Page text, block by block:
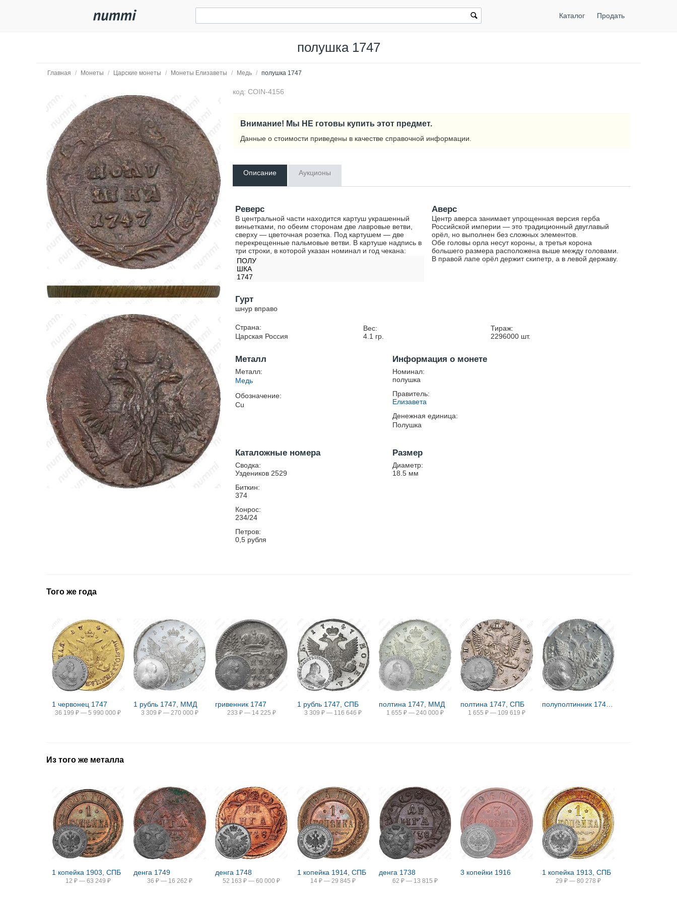
Каталог Продать
полушка 1747
Главная / Монеты / Царские монеты / Монеты Елизаветы / Медь / полушка 1747
код: COIN-4156
Внимание! Мы НЕ готовы купить этот предмет.
Данные о стоимости приведены в качестве справочной информации.
Описание Аукционы
Реверс
В центральной части находится картуш украшенный
виньетками, по обеим сторонам две лавровые ветви,
сверху — цветочная розетка. Под картушем — две
перекрещенные пальмовые ветви. В картуше надпись в
три строки, в которой указан номинал и год чекана:
ПОЛУ
ШКА
1747
Аверс
Центр аверса занимает упрощенная версия герба
Российской империи — это традиционный двуглавый
орёл, но выполнен без сложных элементов.
Обе головы орла несут короны, а третья корона
большего размера расположена выше между головами.
В правой лапе орёл держит скипетр, а в левой державу.
Гурт
шнур вправо
Страна:
Царская Россия
Вес:
4.1 гр.
Тираж:
2296000 шт.
Металл
Металл:
Медь
Обозначение:
Cu
Информация о монете
Номинал:
полушка
Правитель:
Елизавета
Денежная единица:
Полушка
Каталожные номера
Сводка:
Уздеников 2529
Биткин:
374
Конрос:
234/24
Петров:
0,5 рубля
Размер
Диаметр:
18.5 мм
Того же года
1 червонец 1747
36 199 ₽ — 5 990 000 ₽
1 рубль 1747, ММД
3 309 ₽ — 270 000 ₽
гривенник 1747
233 ₽ — 14 225 ₽
1 рубль 1747, СПБ
3 309 ₽ — 116 646 ₽
полтина 1747, ММД
1 655 ₽ — 240 000 ₽
полтина 1747, СПБ
1 655 ₽ — 109 619 ₽
Из того же металла
1 копейка 1903, СПБ
12 ₽ — 63 249 ₽
денга 1749
36 ₽ — 16 262 ₽
денга 1748
52 163 ₽ — 60 000 ₽
1 копейка 1914, СПБ
14 ₽ — 29 845 ₽
денга 1738
62 ₽ — 13 815 ₽
3 копейки 1916 1 копейка 1913, СПБ
29 ₽ — 80 278 ₽